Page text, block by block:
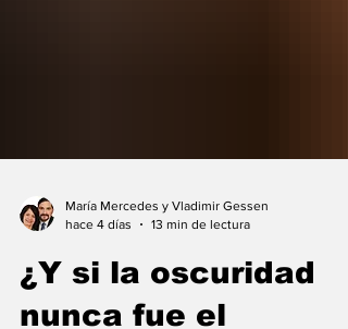
¿Y si la oscuridad